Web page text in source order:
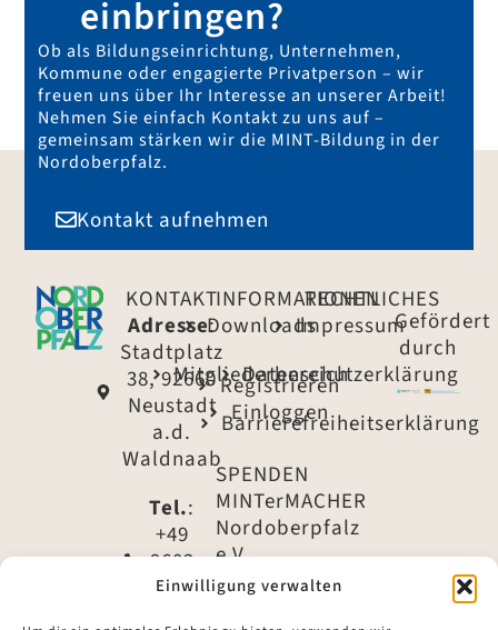
Einwilligung verwalten
einbringen?
Ob als Bildungseinrichtung, Unternehmen,
Kommune oder engagierte Privatperson – wir
freuen uns über Ihr Interesse an unserer Arbeit!
Nehmen Sie einfach Kontakt zu uns auf –
gemeinsam stärken wir die MINT-Bildung in der
Nordoberpfalz.
Kontakt aufnehmen
KONTAKT
Adresse:
Stadtplatz
38, 92660
Neustadt
a.d.
Waldnaab
Tel.:
+49
9602
79 -
INFORMATIONEN
Downloads
Mitgliederbereich
Registrieren
Einloggen
SPENDEN
MINTerMACHER
Nordoberpfalz
e.V.
IBAN:
DE61
RECHTLICHES
Impressum
Datenschutzerklärung
Barrierefreiheitserklärung
Gefördert
durch